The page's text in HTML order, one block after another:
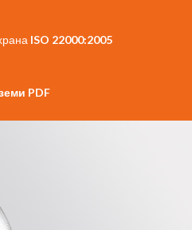
ISO 22000:2005
PDF